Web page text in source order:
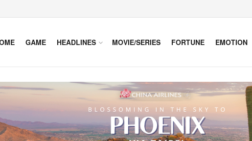
GAME HEADLINES MOVIE/SERIES FORTUNE EMOTION